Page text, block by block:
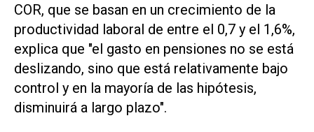
COR, que se basan en un crecimiento de la
productividad laboral de entre el 0,7 y el 1,6%,
explica que "el gasto en pensiones no se está
deslizando, sino que está relativamente bajo
control y en la mayoría de las hipótesis,
disminuirá a largo plazo".